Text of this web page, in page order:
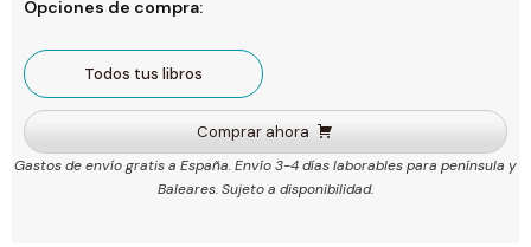
Opciones de compra:
Todos tus libros
Comprar ahora
Gastos de envío gratis a España. Envío 3-4 días laborables para península y
Baleares. Sujeto a disponibilidad.